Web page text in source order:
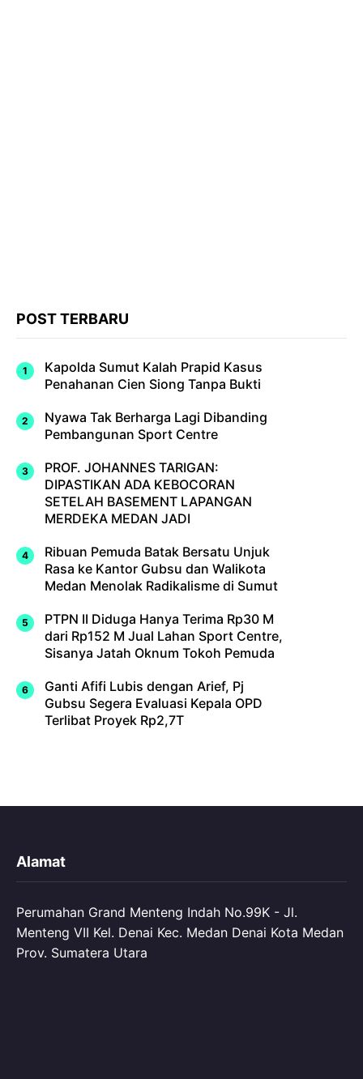
POST TERBARU
Kapolda Sumut Kalah Prapid Kasus
Penahanan Cien Siong Tanpa Bukti
Nyawa Tak Berharga Lagi Dibanding
Pembangunan Sport Centre
PROF. JOHANNES TARIGAN:
DIPASTIKAN ADA KEBOCORAN
SETELAH BASEMENT LAPANGAN
MERDEKA MEDAN JADI
Ribuan Pemuda Batak Bersatu Unjuk
Rasa ke Kantor Gubsu dan Walikota
Medan Menolak Radikalisme di Sumut
PTPN II Diduga Hanya Terima Rp30 M
dari Rp152 M Jual Lahan Sport Centre,
Sisanya Jatah Oknum Tokoh Pemuda
Ganti Afifi Lubis dengan Arief, Pj
Gubsu Segera Evaluasi Kepala OPD
Terlibat Proyek Rp2,7T
Alamat
Perumahan Grand Menteng Indah No.99K - Jl.
Menteng VII Kel. Denai Kec. Medan Denai Kota Medan
Prov. Sumatera Utara